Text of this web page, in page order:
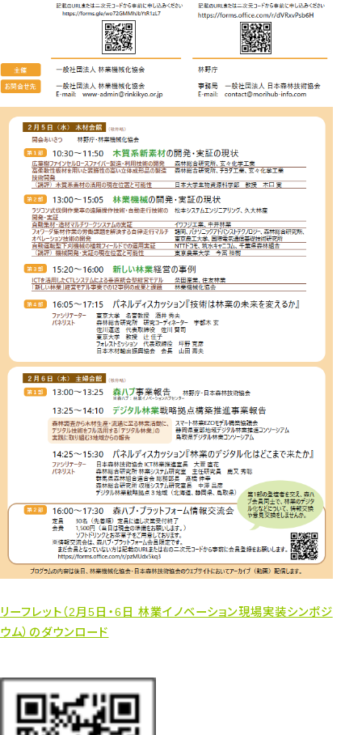
リーフレット（2月5日・6日 林業イノベーション現場実装シンポジ
ウム）のダウンロード